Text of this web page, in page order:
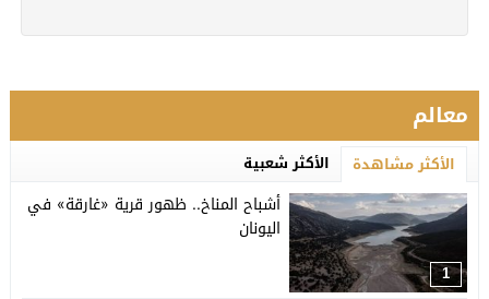
معالم
الأكثر مشاهدة الأكثر شعبية
1
أشباح المناخ.. ظهور قرية «غارقة» في
اليونان